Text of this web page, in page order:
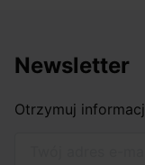
Newsletter
Otrzymuj